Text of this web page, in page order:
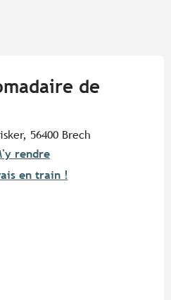
de
56400 Brech
rendre
en train !